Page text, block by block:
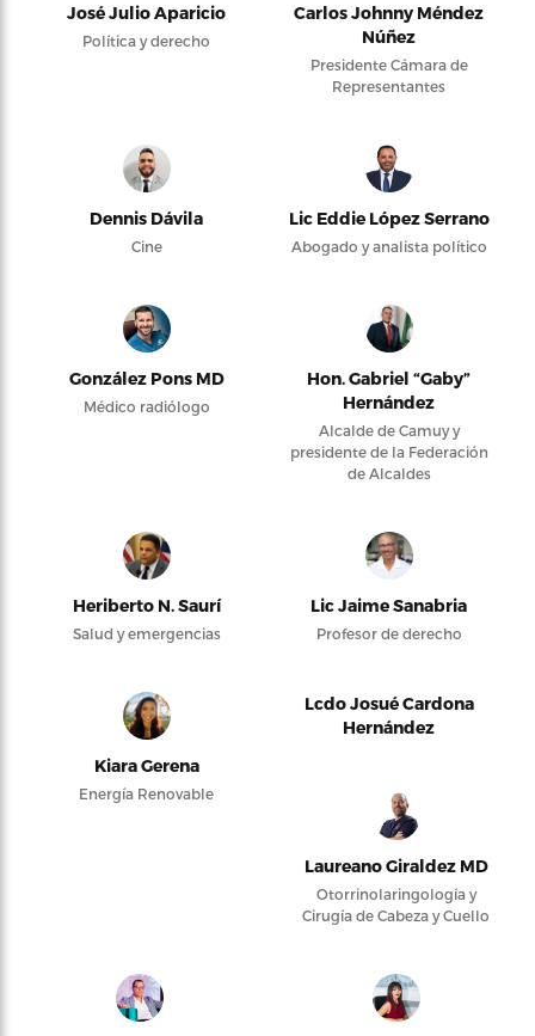
José Julio Aparicio
Política y derecho
Carlos Johnny Méndez
Núñez
Presidente Cámara de
Representantes
Dennis Dávila
Cine
Lic Eddie López Serrano
Abogado y analista político
González Pons MD
Médico radiólogo
Hon. Gabriel “Gaby”
Hernández
Alcalde de Camuy y
presidente de la Federación
de Alcaldes
Heriberto N. Saurí
Salud y emergencias
Lic Jaime Sanabria
Profesor de derecho
Kiara Gerena
Energía Renovable
Lcdo Josué Cardona
Hernández
Laureano Giraldez MD
Otorrinolaringología y
Cirugía de Cabeza y Cuello